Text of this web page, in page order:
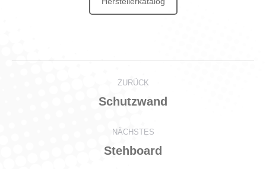
navigation
ZURÜCK
Previous
Schutzwand
NÄCHSTES
Next
Stehboard